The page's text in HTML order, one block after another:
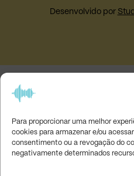
Para proporcionar uma melhor
cookies para armazenar e/ou
consentimento ou a revogação do
negativamente determinados
Desenvolvido por